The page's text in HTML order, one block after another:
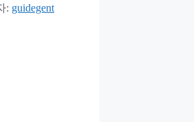
: guidegent